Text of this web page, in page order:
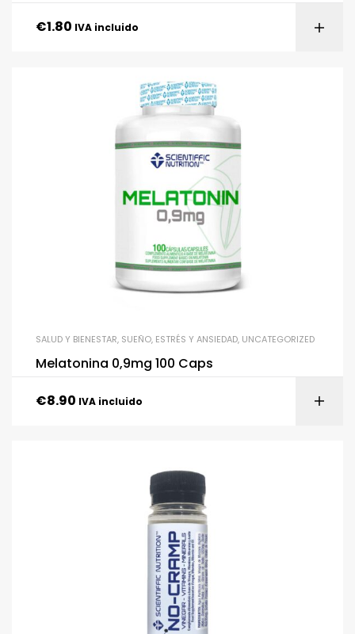
€1.80 IVA incluido
SALUD Y BIENESTAR, SUEÑO, ESTRÉS Y ANSIEDAD, UNCATEGORIZED
Melatonina 0,9mg 100 Caps
€8.90 IVA incluido